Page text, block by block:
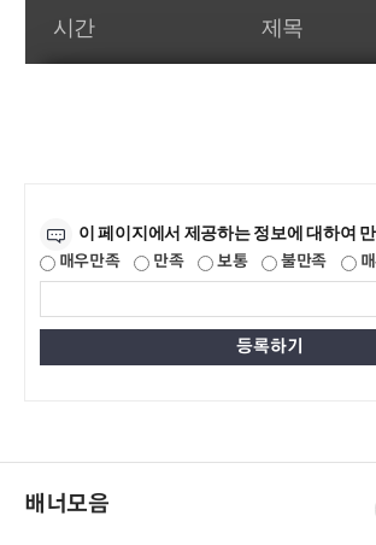
시간 제목
이 페이지에서 제공하는 정보에 대하여
매우만족 만족 보통 불만족 매
배너모음